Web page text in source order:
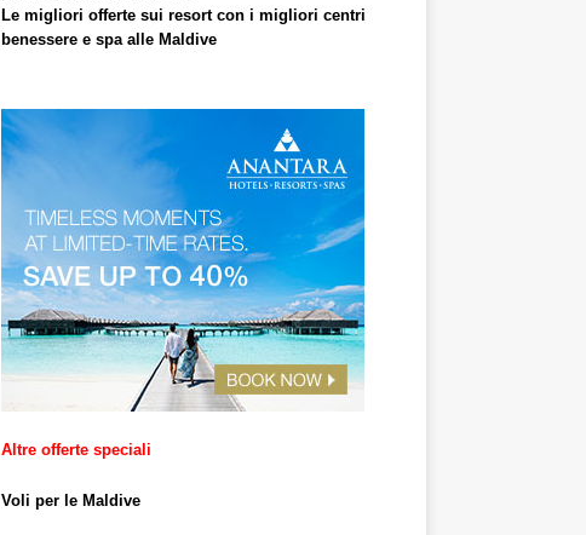
Le migliori offerte sui resort con i migliori centri
benessere e spa alle Maldive
Altre offerte speciali
Voli per le Maldive